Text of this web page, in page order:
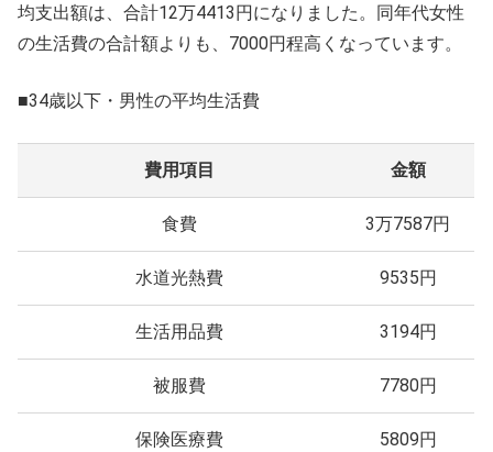
均支出額は、合計12万4413円になりました。同年代女性
の生活費の合計額よりも、7000円程高くなっています。
■34歳以下・男性の平均生活費
費用項目 金額
食費 3万7587円
水道光熱費 9535円
生活用品費 3194円
被服費 7780円
保険医療費 5809円